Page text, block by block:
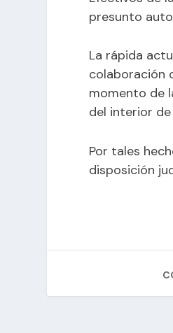
presunto
La rápida
colaboración
momento de
del interior
Por tales
disposición